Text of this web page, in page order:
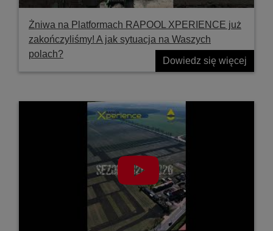
Żniwa na Platformach RAPOOL XPERIENCE już
zakończyliśmy! A jak sytuacja na Waszych
polach?
Dowiedz się więcej